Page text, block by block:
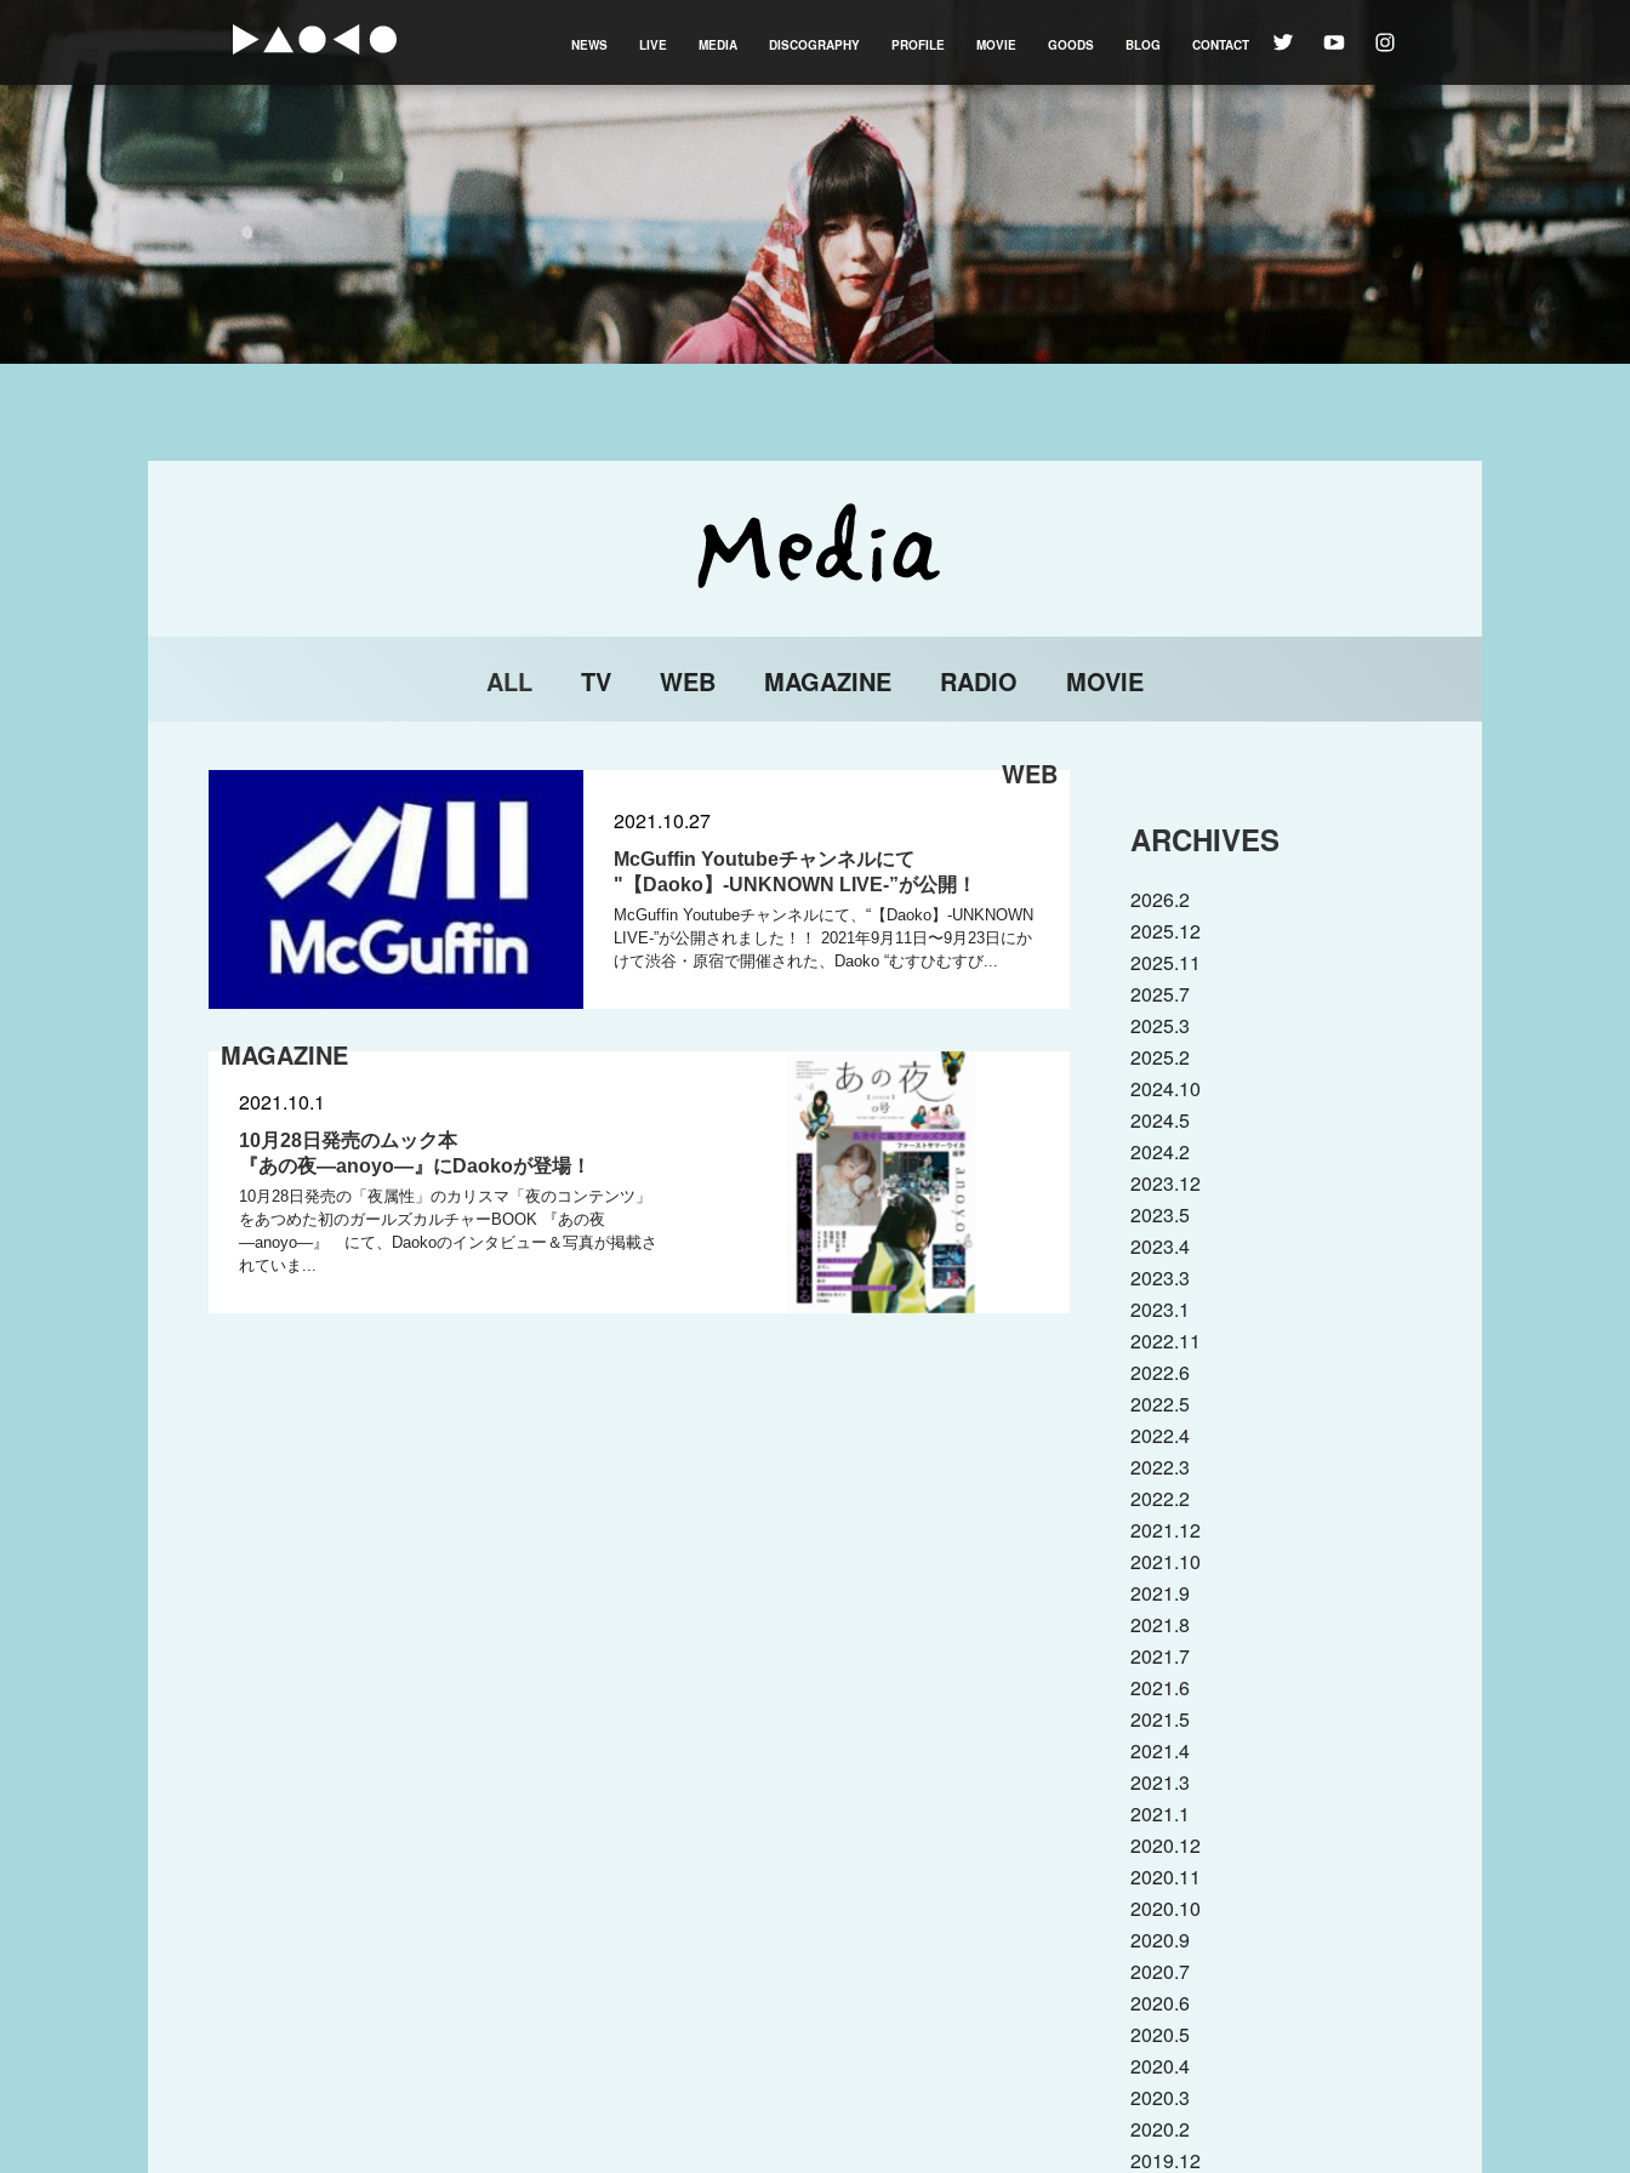
NEWS LIVE MEDIA DISCOGRAPHY PROFILE MOVIE GOODS BLOG CONTACT
ALL TV WEB MAGAZINE RADIO MOVIE
WEB
2021.10.27
McGuffin Youtubeチャンネルにて
"【Daoko】-UNKNOWN LIVE-”が公開！
McGuffin Youtubeチャンネルにて、“【Daoko】-UNKNOWN
LIVE-”が公開されました！！ 2021年9月11日〜9月23日にか
けて渋谷・原宿で開催された、Daoko “むすひむすび...
MAGAZINE
2021.10.1
10月28日発売のムック本
『あの夜―anoyo―』にDaokoが登場！
10月28日発売の「夜属性」のカリスマ「夜のコンテンツ」
をあつめた初のガールズカルチャーBOOK 『あの夜
―anoyo―』 にて、Daokoのインタビュー＆写真が掲載さ
れていま...
ARCHIVES
2026.2
2025.12
2025.11
2025.7
2025.3
2025.2
2024.10
2024.5
2024.2
2023.12
2023.5
2023.4
2023.3
2023.1
2022.11
2022.6
2022.5
2022.4
2022.3
2022.2
2021.12
2021.10
2021.9
2021.8
2021.7
2021.6
2021.5
2021.4
2021.3
2021.1
2020.12
2020.11
2020.10
2020.9
2020.7
2020.6
2020.5
2020.4
2020.3
2020.2
2019.12